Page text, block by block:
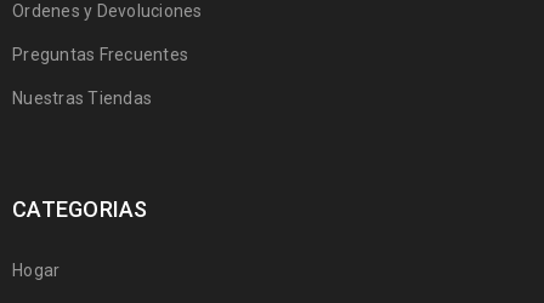
Ordenes y Devoluciones
Preguntas Frecuentes
Nuestras Tiendas
CATEGORIAS
Hogar